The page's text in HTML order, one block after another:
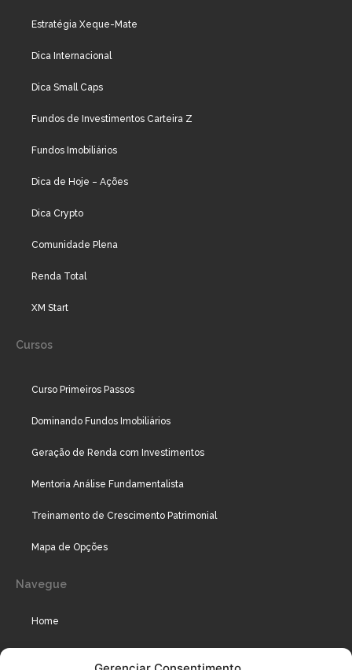
Estratégia Xeque-Mate
Dica Internacional
Dica Small Caps
Fundos de Investimentos Carteira Z
Fundos Imobiliários
Dica de Hoje – Ações
Dica Crypto
Comunidade Plena
Renda Total
XM Start
Cursos
Curso Primeiros Passos
Dominando Fundos Imobiliários
Geração de Renda com Investimentos
Mentoria Análise Fundamentalista
Treinamento de Crescimento Patrimonial
Mapa de Opções
Navegue
Home